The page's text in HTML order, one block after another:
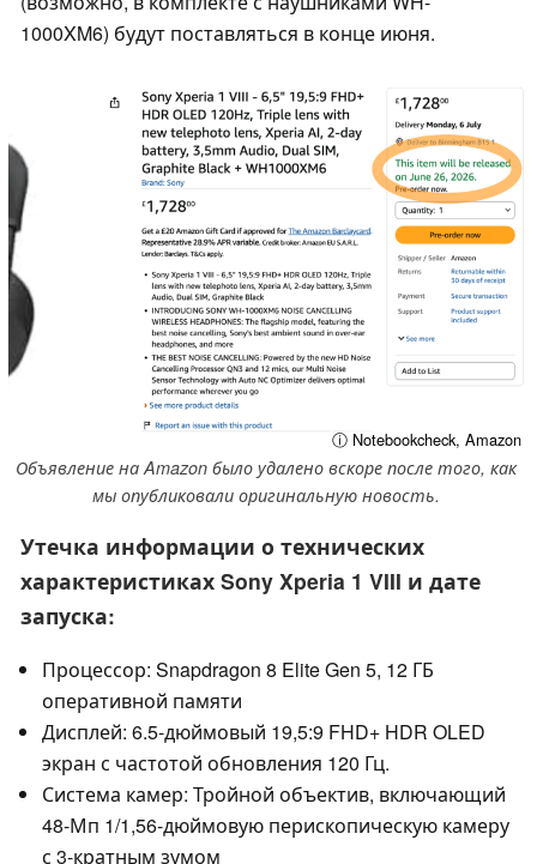
1000XM6) будут поставляться в конце июня.
ⓘ Notebookcheck, Amazon
Объявление на Amazon было удалено вскоре после того, как
мы опубликовали оригинальную новость.
Утечка информации о технических
характеристиках Sony Xperia 1 VIII и дате
запуска:
Процессор: Snapdragon 8 Elite Gen 5, 12 ГБ
оперативной памяти
Дисплей: 6.5-дюймовый 19,5:9 FHD+ HDR OLED
экран с частотой обновления 120 Гц.
Система камер: Тройной объектив, включающий
48-Мп 1/1,56-дюймовую перископическую камеру
с 3-кратным зумом